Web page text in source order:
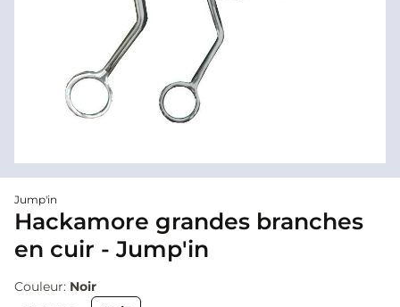
Jump'in
Hackamore grandes branches
en cuir - Jump'in
Couleur: Noir